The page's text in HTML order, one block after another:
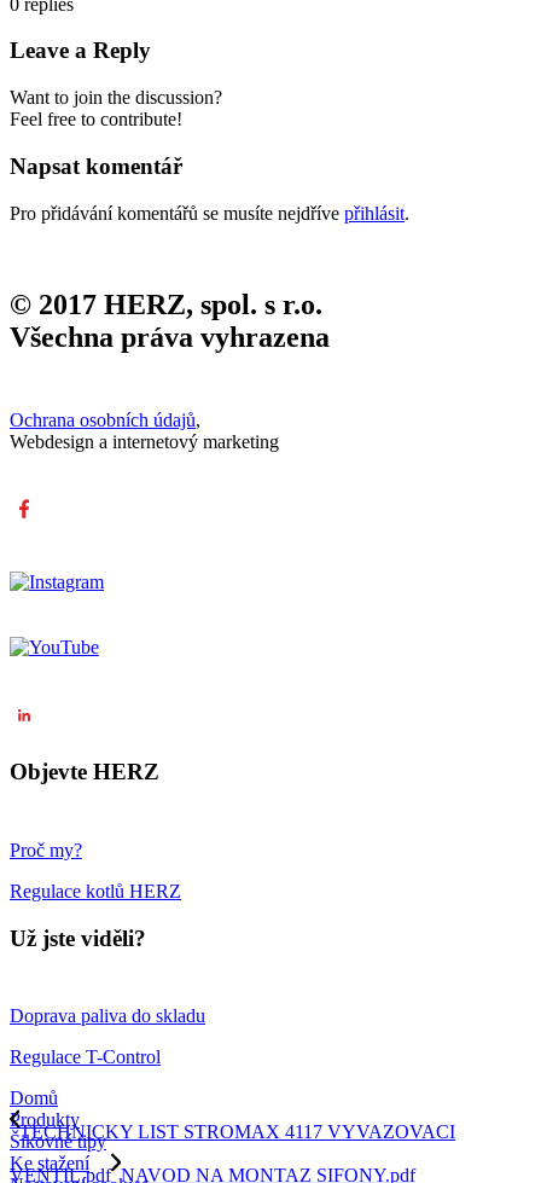
Leave a Reply
Want to join the discussion?
Feel free to contribute!
Napsat komentář
Pro přidávání komentářů se musíte nejdříve přihlásit.
© 2017 HERZ, spol. s r.o.
Všechna práva vyhrazena
Ochrana osobních údajů,
Webdesign a internetový marketing
Objevte HERZ
Proč my?
Regulace kotlů HERZ
Už jste viděli?
Doprava paliva do skladu
Regulace T-Control
Domů
Produkty
Šikovné tipy
Ke stažení
TECHNICKY LIST STROMAX 4117 VYVAZOVACI
VENTIL.pdf NAVOD NA MONTAZ SIFONY.pdf